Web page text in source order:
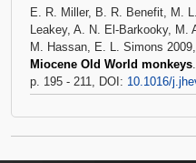
E. R. Miller, B. R. Benefit, M.
Leakey, A. N. El-Barkooky, M.
M. Hassan, E. L. Simons 2009,
Miocene Old World monkeys
p. 195 - 211, DOI: 10.1016/